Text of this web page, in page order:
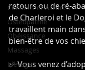
Conseils et Astuces
Ostéopathie
Obéissance
Massages
Elevage
retours ou de ré-
de Charleroi et le
travaillent main
bien-être de vos
✅ Vous venez